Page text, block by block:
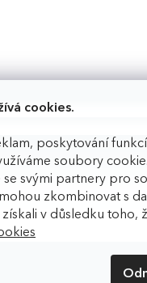
cookies.
poskytování
soubory
svými partnery pro
zkombinovat s
v důsledku toho,
vláknina 3 %, Vlhkost 5 %